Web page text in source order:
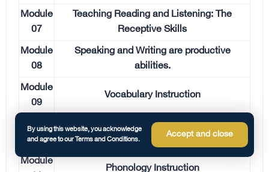
Module
07
Teaching Reading and Listening: The
Receptive Skills
Module
08
Speaking and Writing are productive
abilities.
Module
09
Vocabulary Instruction
Module
10
Grammar instruction
Module
Phonology Instruction
By using this website, you acknowledge
and agree to our Terms and Conditions.
Accept and close